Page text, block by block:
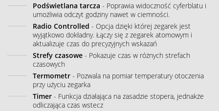
Podświetlana tarcza - Poprawia widoczność cyferblatu i
umożliwia odczyt godziny nawet w ciemności.
Radio Controlled - Opcja dzięki której zegarek jest
wyjątkowo dokładny. Łączy się z zegarek atomowym i
aktualizuje czas do precyzyjnych wskazań
Strefy czasowe - Pokazuje czas w różnych strefach
czasowych
Termometr - Pozwala na pomiar temperatury otoczenia
przy użyciu zegarka
Timer - Funkcja działająca na zasadzie stopera, jednakże
odliczająca czas wstecz